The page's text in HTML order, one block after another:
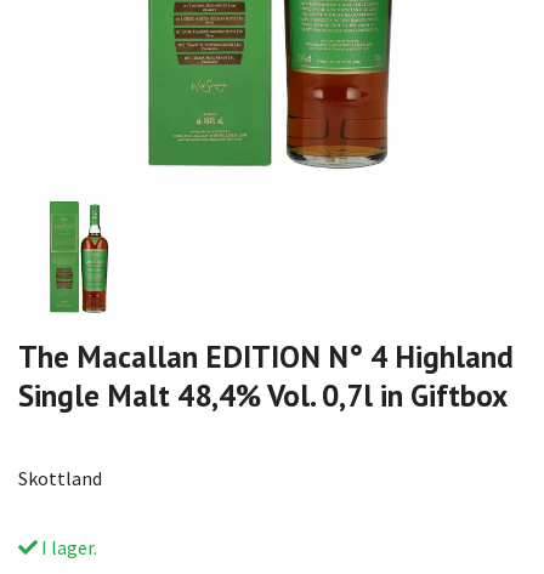
The Macallan EDITION N° 4 Highland
Single Malt 48,4% Vol. 0,7l in Giftbox
Skottland
I lager.